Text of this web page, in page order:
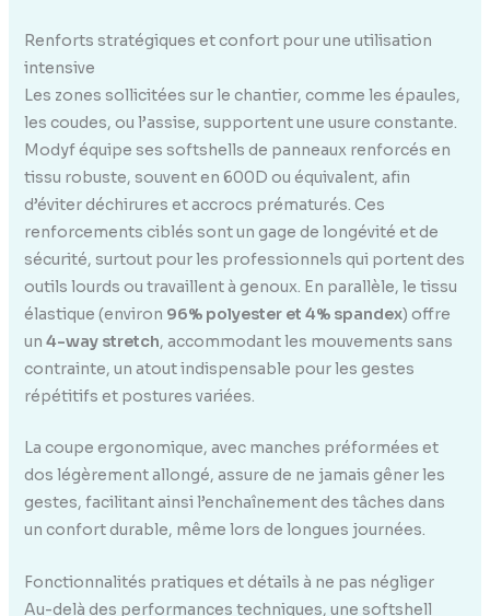
Renforts stratégiques et confort pour une utilisation
intensive
Les zones sollicitées sur le chantier, comme les épaules,
les coudes, ou l’assise, supportent une usure constante.
Modyf équipe ses softshells de panneaux renforcés en
tissu robuste, souvent en 600D ou équivalent, afin
d’éviter déchirures et accrocs prématurés. Ces
renforcements ciblés sont un gage de longévité et de
sécurité, surtout pour les professionnels qui portent des
outils lourds ou travaillent à genoux. En parallèle, le tissu
élastique (environ 96% polyester et 4% spandex) offre
un 4-way stretch, accommodant les mouvements sans
contrainte, un atout indispensable pour les gestes
répétitifs et postures variées.
La coupe ergonomique, avec manches préformées et
dos légèrement allongé, assure de ne jamais gêner les
gestes, facilitant ainsi l’enchaînement des tâches dans
un confort durable, même lors de longues journées.
Fonctionnalités pratiques et détails à ne pas négliger
Au-delà des performances techniques, une softshell